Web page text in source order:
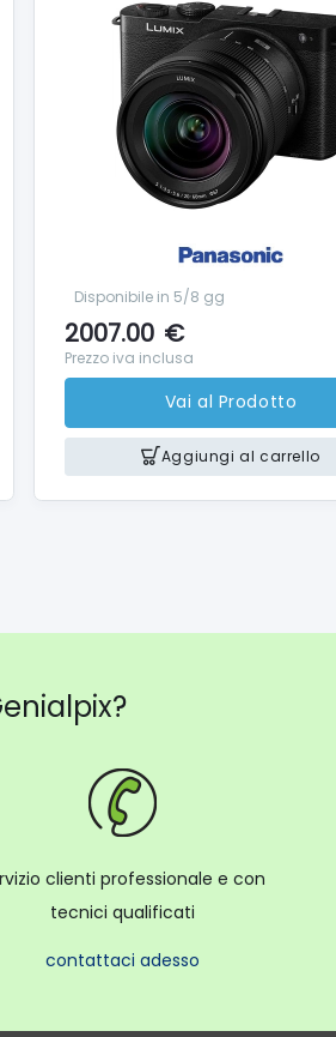
Disponibile in 5/8 gg
2007.00 €
Prezzo iva inclusa
Vai al Prodotto
Aggiungi al carrello
clienti professionale e con
tecnici qualificati
contattaci adesso